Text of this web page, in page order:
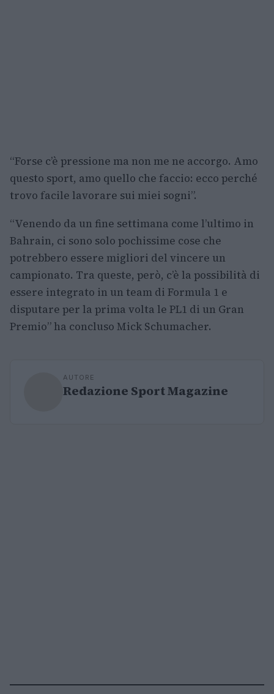
“Forse c’è pressione ma non me ne accorgo. Amo
questo sport, amo quello che faccio: ecco perché
trovo facile lavorare sui miei sogni”.
“Venendo da un fine settimana come l’ultimo in
Bahrain, ci sono solo pochissime cose che
potrebbero essere migliori del vincere un
campionato. Tra queste, però, c’è la possibilità di
essere integrato in un team di Formula 1 e
disputare per la prima volta le PL1 di un Gran
Premio” ha concluso Mick Schumacher.
AUTORE
Redazione Sport Magazine